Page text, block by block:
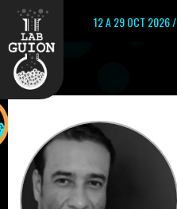
12 A 29 OCT 2026 /